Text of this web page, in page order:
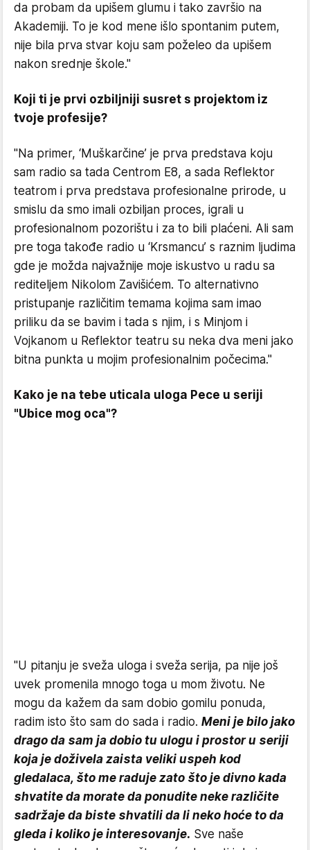
da probam da upišem glumu i tako završio na
Akademiji. To je kod mene išlo spontanim putem,
nije bila prva stvar koju sam poželeo da upišem
nakon srednje škole."
Koji ti je prvi ozbiljniji susret s projektom iz
tvoje profesije?
"Na primer, ‘Muškarčine’ je prva predstava koju
sam radio sa tada Centrom E8, a sada Reflektor
teatrom i prva predstava profesionalne prirode, u
smislu da smo imali ozbiljan proces, igrali u
profesionalnom pozorištu i za to bili plaćeni. Ali sam
pre toga takođe radio u ‘Krsmancu’ s raznim ljudima
gde je možda najvažnije moje iskustvo u radu sa
rediteljem Nikolom Zavišićem. To alternativno
pristupanje različitim temama kojima sam imao
priliku da se bavim i tada s njim, i s Minjom i
Vojkanom u Reflektor teatru su neka dva meni jako
bitna punkta u mojim profesionalnim počecima."
Kako je na tebe uticala uloga Pece u seriji
"Ubice mog oca"?
"U pitanju je sveža uloga i sveža serija, pa nije još
uvek promenila mnogo toga u mom životu. Ne
mogu da kažem da sam dobio gomilu ponuda,
radim isto što sam do sada i radio. Meni je bilo jako
drago da sam ja dobio tu ulogu i prostor u seriji
koja je doživela zaista veliki uspeh kod
gledalaca, što me raduje zato što je divno kada
shvatite da morate da ponudite neke različite
sadržaje da biste shvatili da li neko hoće to da
gleda i koliko je interesovanje. Sve naše